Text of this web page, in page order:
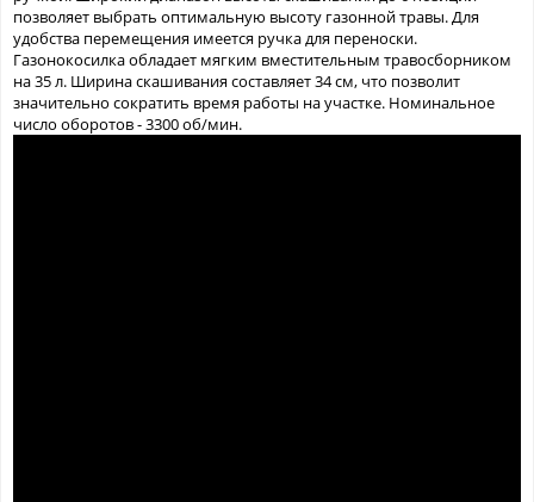
позволяет выбрать оптимальную высоту газонной травы. Для
удобства перемещения имеется ручка для переноски.
Газонокосилка обладает мягким вместительным травосборником
на 35 л. Ширина скашивания составляет 34 см, что позволит
значительно сократить время работы на участке. Номинальное
число оборотов - 3300 об/мин.